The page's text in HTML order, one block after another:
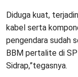
Diduga kuat,
kabel serta
pengendara sudah
BBM pertalite di
Sidrap,”tegasnya.